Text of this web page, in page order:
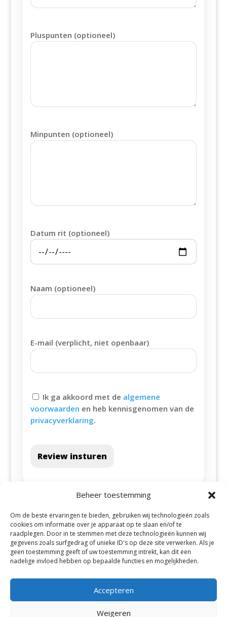
Beheer toestemming
Om de beste ervaringen te bieden, gebruiken wij technologieën zoals
cookies om informatie over je apparaat op te slaan en/of te
raadplegen. Door in te stemmen met deze technologieën kunnen wij
gegevens zoals surfgedrag of unieke ID's op deze site verwerken. Als je
geen toestemming geeft of uw toestemming intrekt, kan dit een
nadelige invloed hebben op bepaalde functies en mogelijkheden.
Accepteren
Weigeren
Pluspunten (optioneel)
Minpunten (optioneel)
Datum rit (optioneel)
Naam (optioneel)
E-mail (verplicht, niet openbaar)
Ik ga akkoord met de algemene
voorwaarden en heb kennisgenomen van de
privacyverklaring.
Review insturen
Alle steden